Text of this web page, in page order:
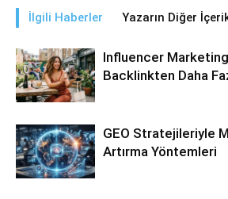
İlgili Haberler Yazarın Diğer
Influencer
Backlinkten Daha
GEO Stratejileriyle
Artırma Yöntemleri